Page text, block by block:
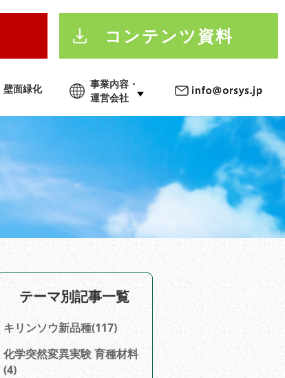
コンテンツ資料
壁面緑化
事業内容・
運営会社
テーマ別記事一覧
キリンソウ新品種(117)
化学突然変異実験 育種材料
(4)